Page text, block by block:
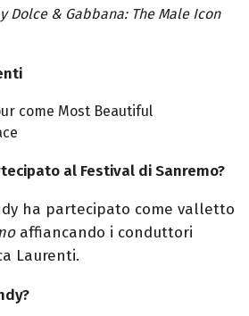
Dolce & Gabbana: The Male Icon
come Most Beautiful
al Festival di Sanremo?
ha partecipato come valletto
affiancando i conduttori
Laurenti.